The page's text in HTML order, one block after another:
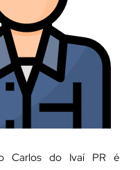
Carlos do Ivaí PR é